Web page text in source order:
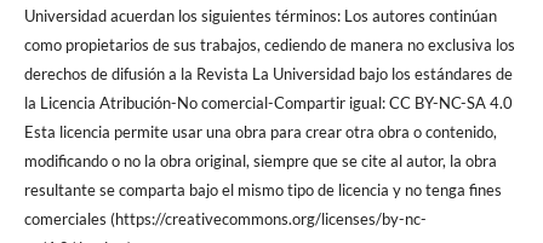
Universidad acuerdan los siguientes términos: Los autores continúan
como propietarios de sus trabajos, cediendo de manera no exclusiva los
derechos de difusión a la Revista La Universidad bajo los estándares de
la Licencia Atribución-No comercial-Compartir igual: CC BY-NC-SA 4.0
Esta licencia permite usar una obra para crear otra obra o contenido,
modificando o no la obra original, siempre que se cite al autor, la obra
resultante se comparta bajo el mismo tipo de licencia y no tenga fines
comerciales (https://creativecommons.org/licenses/by-nc-